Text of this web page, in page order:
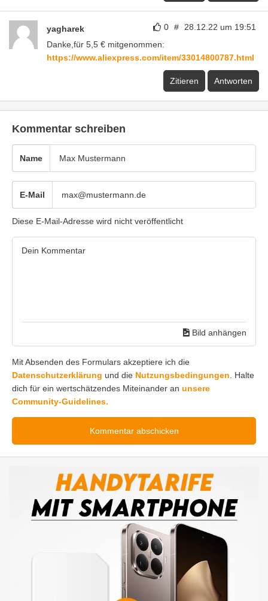
0 # 28.12.22 um 19:51
yagharek
Danke,für 5,5 € mitgenommen:
https://www.aliexpress.com/item/33014800787.html
Zitieren Antworten
Kommentar schreiben
Name
E-Mail
Diese E-Mail-Adresse wird nicht veröffentlicht
Bild anhängen
Mit Absenden des Formulars akzeptiere ich die
Datenschutzerklärung und die Nutzungsbedingungen . Halte
dich für ein wertschätzendes Miteinander an unsere
Community-Guidelines.